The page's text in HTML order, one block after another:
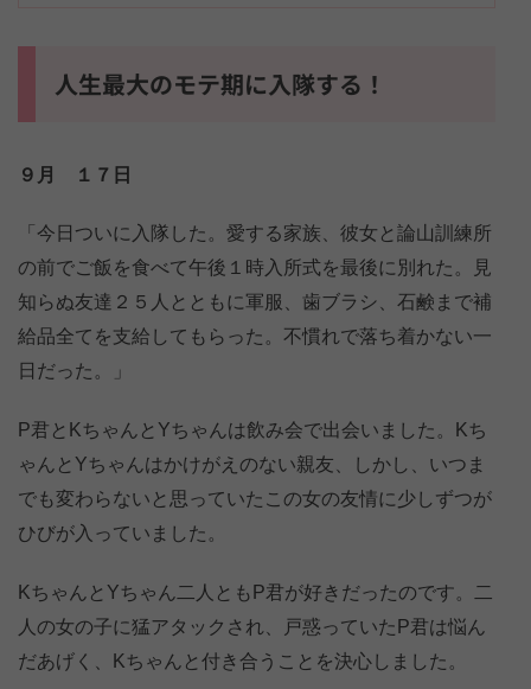
人生最大のモテ期に入隊する！
９月 １７日
「今日ついに入隊した。愛する家族、彼女と論山訓練所
の前でご飯を食べて午後１時入所式を最後に別れた。見
知らぬ友達２５人とともに軍服、歯ブラシ、石鹸まで補
給品全てを支給してもらった。不慣れで落ち着かない一
日だった。」
P君とKちゃんとYちゃんは飲み会で出会いました。Kち
ゃんとYちゃんはかけがえのない親友、しかし、いつま
でも変わらないと思っていたこの女の友情に少しずつが
ひびが入っていました。
KちゃんとYちゃん二人ともP君が好きだったのです。二
人の女の子に猛アタックされ、戸惑っていたP君は悩ん
だあげく、Kちゃんと付き合うことを決心しました。